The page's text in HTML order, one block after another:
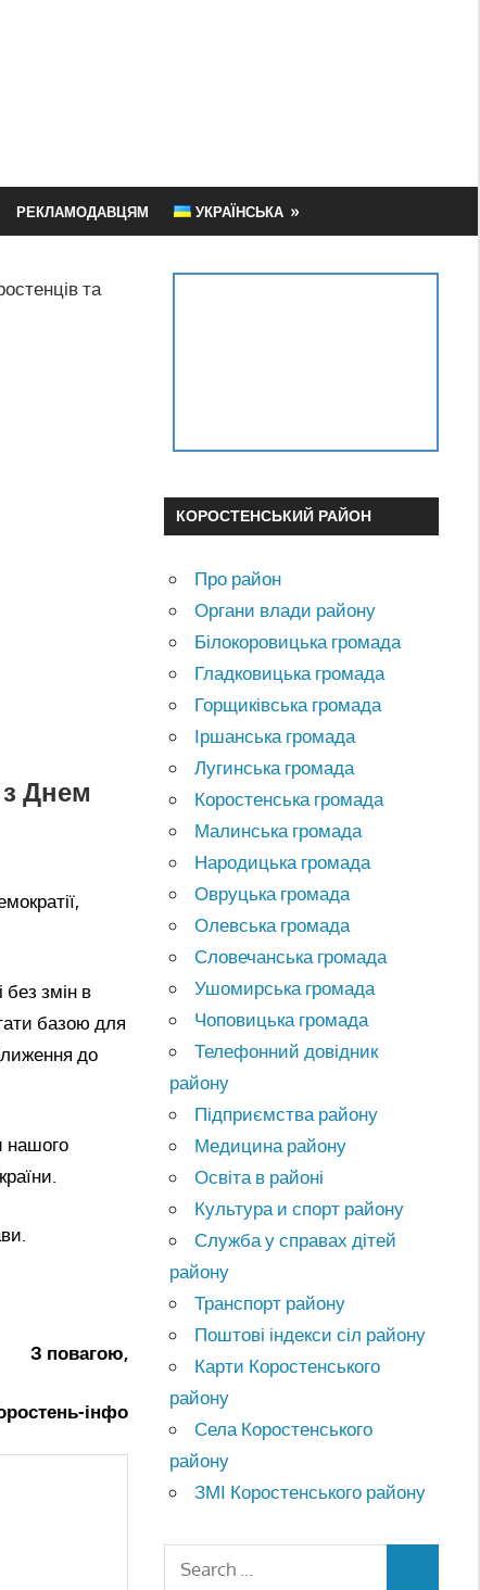
РЕКЛАМОДАВЦЯМ УКРАЇНСЬКА
та
Днем
без змін в
базою для
до
нашого
З повагою,
інфо
КОРОСТЕНСЬКИЙ РАЙОН
Про район
Органи влади району
Білокоровицька громада
Гладковицька громада
Горщиківська громада
Іршанська громада
Лугинська громада
Коростенська громада
Малинська громада
Народицька громада
Овруцька громада
Олевська громада
Словечанська громада
Ушомирська громада
Чоповицька громада
Телефонний довідник
району
Підприємства району
Медицина району
Освіта в районі
Культура и спорт району
Служба у справах дітей
району
Транспорт району
Поштові індекси сіл району
Карти Коростенського
району
Села Коростенського
району
ЗМІ Коростенського району